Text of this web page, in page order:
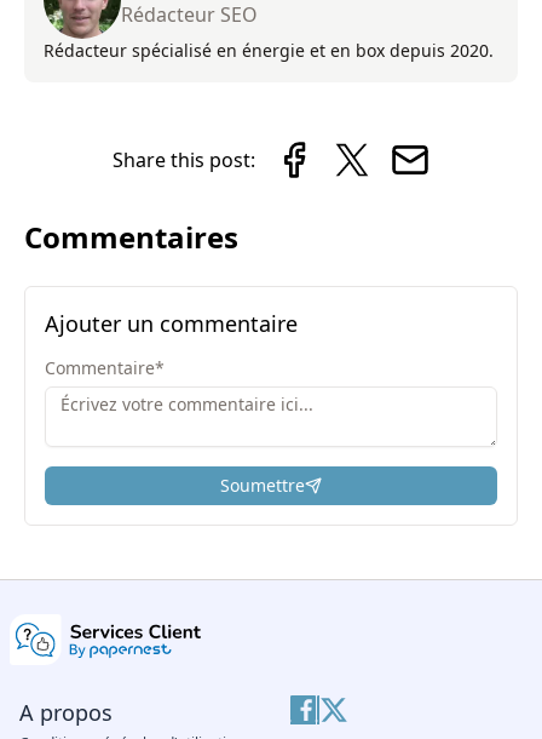
Rédacteur SEO
Rédacteur spécialisé en énergie et en box depuis 2020.
Share this post:
Commentaires
Ajouter un commentaire
Commentaire*
Soumettre
A propos